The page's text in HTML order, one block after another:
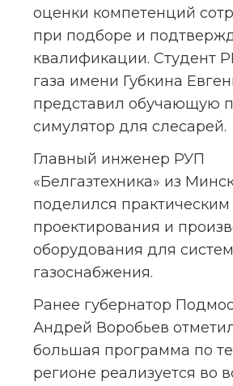
оценки компетенций
при подборе и
квалификации. Студент
газа имени Губкина
представил обучающую
симулятор для слесарей.
Главный инженер РУП
«Белгазтехника» из
поделился
проектирования и
оборудования для систем
газоснабжения.
Ранее губернатор
Андрей Воробьев
большая программа по
регионе реализуется во